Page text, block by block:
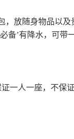
，放随身物品以
备’有降水，可
一人一座，不保